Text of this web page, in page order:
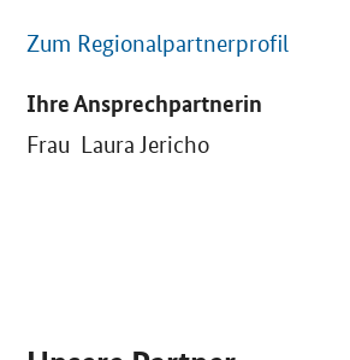
Zum Regionalpartnerprofil
Ihre Ansprechpartnerin
Frau Laura Jericho